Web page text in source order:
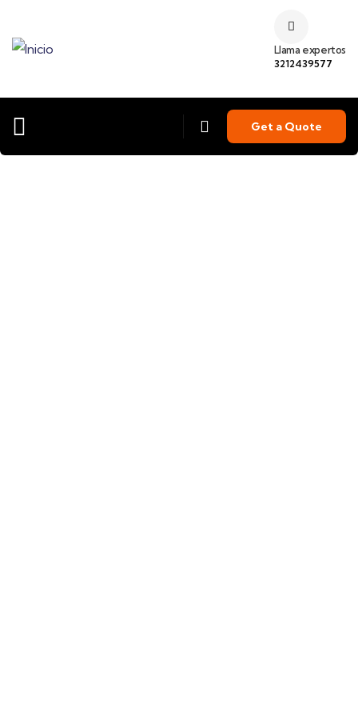
Llama expertos
3212439577
Get a Quote